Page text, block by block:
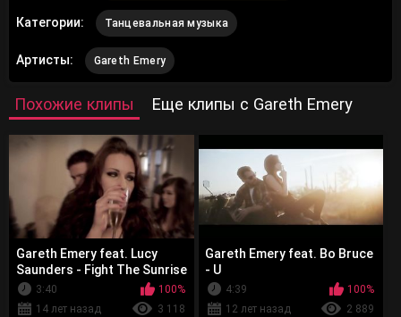
Категории: Танцевальная музыка
Артисты: Gareth Emery
Похожие клипы Еще клипы с Gareth Emery
Gareth Emery feat. Lucy
Saunders - Fight The Sunrise
3:40
100%
14 лет назад
3 118
Gareth Emery feat. Bo Bruce
- U
4:39
100%
12 лет назад
2 889